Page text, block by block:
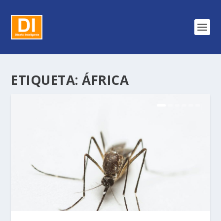
ETIQUETA:ÁFRICA